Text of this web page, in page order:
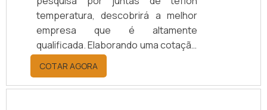
temperatura, descobrirá a melhor
empresa que é altamente
qualificada. Elaborando uma cotação
por meio da plataforma e
descobrindo a melhor referência do
mercado.Sim, aqui é o lugar certo!
COTAR AGORA